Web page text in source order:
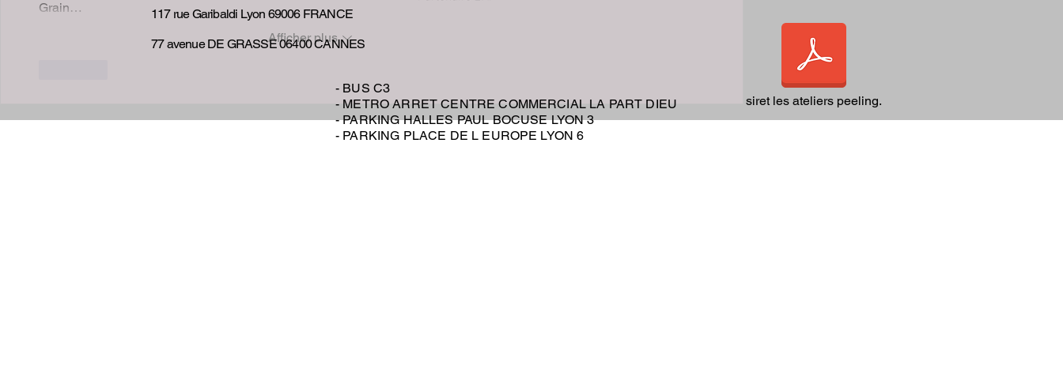
Grain…
Afficher plus
117 rue Garibaldi Lyon 69006 FRANCE
77 avenue DE GRASSE 06400 CANNES
- BUS C3
- METRO ARRET CENTRE COMMERCIAL LA PART DIEU
- PARKING HALLES PAUL BOCUSE LYON 3
- PARKING PLACE DE L EUROPE LYON 6
siret les ateliers peeling.